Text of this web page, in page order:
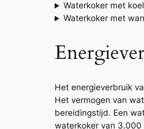
Waterkoker met
Waterkoker met
Het energieverbruik
Het vermogen van
bereidingstijd. Een
waterkoker van